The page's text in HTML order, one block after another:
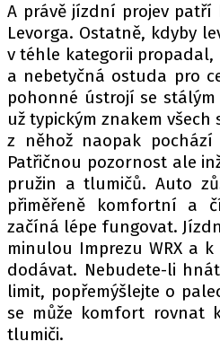
A právě jízdní projev patří
Levorga. Ostatně, kdyby
v téhle kategorii propadal,
a nebetyčná ostuda pro
pohonné ústrojí se
už typickým znakem všech
z něhož naopak
Patřičnou pozornost ale
pružin a tlumičů. Auto
přiměřeně komfortní a
začíná lépe fungovat.
minulou Imprezu WRX a
dodávat. Nebudete-li
limit, popřemýšlejte o
se může komfort rovnat
tlumiči.